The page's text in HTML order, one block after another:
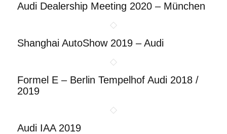
Audi Dealership Meeting 2020 – München
Shanghai AutoShow 2019 – Audi
Formel E – Berlin Tempelhof Audi 2018 /
2019
Audi IAA 2019